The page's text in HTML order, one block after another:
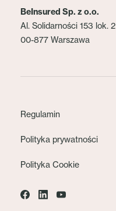
BeInsured Sp. z o.o.
Al. Solidarności 153 lok. 2
00-877 Warszawa
Regulamin
Polityka prywatności
Polityka Cookie